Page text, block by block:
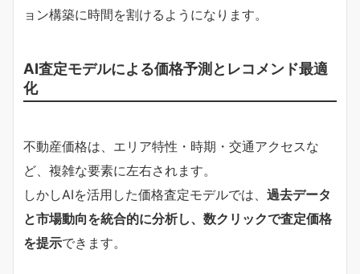
ョン構築に時間を割けるようになります。
AI査定モデルによる価格予測とレコメンド最適
化
不動産価格は、エリア特性・時期・交通アクセスな
ど、複雑な要素に左右されます。
しかしAIを活用した価格査定モデルでは、 過去データ
と市場動向を統合的に分析し、数クリックで査定価格
を提示できます。